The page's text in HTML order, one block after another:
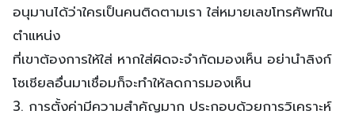
อนุมานได้ว่าใครเป็นคนติดตามเรา ใส่หมายเลขโทรศัพท์ใน
ตำแหน่ง
ที่เขาต้องการให้ใส่ หากใส่ผิดจะจำกัดมองเห็น อย่านำลิงก์
โซเชียลอื่นมาเชื่อมก็จะทำให้ลดการมองเห็น
3. การตั้งค่ามีความสำคัญมาก ประกอบด้วยการวิเคราะห์